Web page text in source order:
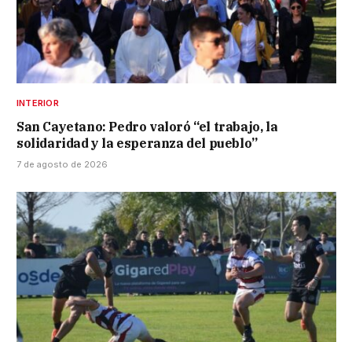
INTERIOR
San Cayetano: Pedro valoró “el trabajo, la
solidaridad y la esperanza del pueblo”
7 de agosto de 2026